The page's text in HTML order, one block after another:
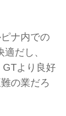
ナ内での
だし、
GTより良好
の業だろ